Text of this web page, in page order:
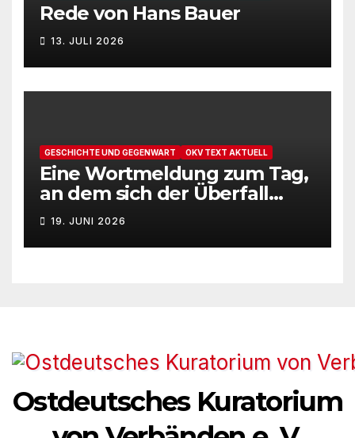
Rede von Hans Bauer
13. JULI 2026
GESCHICHTE UND GEGENWART OKV TEXT AKTUELL
Eine Wortmeldung zum Tag,
an dem sich der Überfall
Deutschlands auf die UdSSR
1941 zum 85. Male jährt
19. JUNI 2026
Ostdeutsches Kuratorium